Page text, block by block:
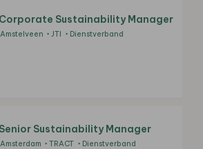
Corporate Sustainability Manager
Amstelveen JTI Dienstverband
Senior Sustainability Manager
Amsterdam TRACT Dienstverband